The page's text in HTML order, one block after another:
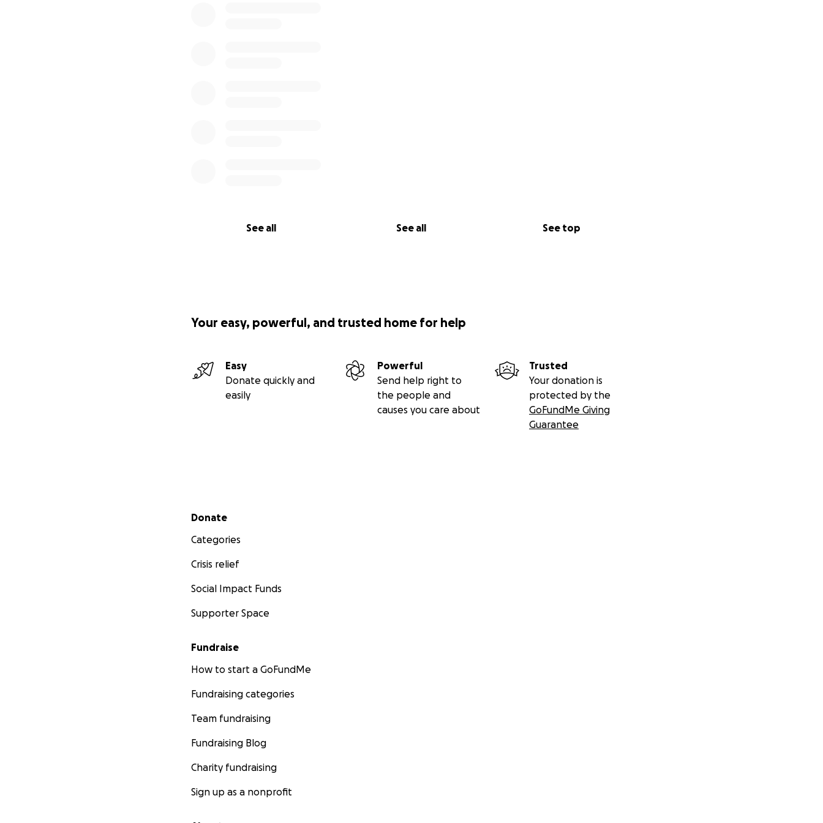
See all See all See top
Your easy, powerful, and trusted home for help
Easy
Donate quickly and
easily
Powerful
Send help right to
the people and
causes you care about
Trusted
Your donation is
protected by the
GoFundMe Giving
Guarantee
Secondary menu
Donate
Categories
Crisis relief
Social Impact Funds
Supporter Space
Fundraise
How to start a GoFundMe
Fundraising categories
Team fundraising
Fundraising Blog
Charity fundraising
Sign up as a nonprofit